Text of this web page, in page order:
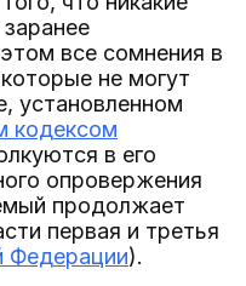
все сомнения в
не могут
установленном
кодексом
в его
опровержения
продолжает
первая и третья
Федерации).